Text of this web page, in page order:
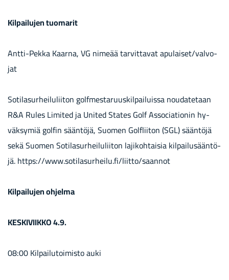
Kil­pai­lu­jen tuo­ma­rit
Antti-​Pekka Kaar­na, VG ni­me­ää tar­vit­ta­vat apu­lai­set/val­vo­
jat
So­ti­la­sur­hei­lu­lii­ton golf­mes­ta­ruus­kil­pai­luis­sa nou­da­te­taan
R&A Rules Li­mi­ted ja Uni­ted Sta­tes Golf As­socia­tio­nin hy­
väk­sy­miä gol­fin sään­tö­jä, Suo­men Golflii­ton (SGL) sään­tö­jä
sekä Suo­men So­ti­la­sur­hei­lu­lii­ton la­ji­koh­tai­sia kil­pai­lusään­tö­
jä. https://www.so­ti­la­sur­hei­lu.fi/liit­to/saan­not
Kil­pai­lu­jen oh­jel­ma
KES­KI­VIIK­KO 4.9.
08:00 Kil­pai­lu­toi­mis­to auki